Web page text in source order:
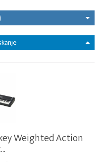
Weighted Action